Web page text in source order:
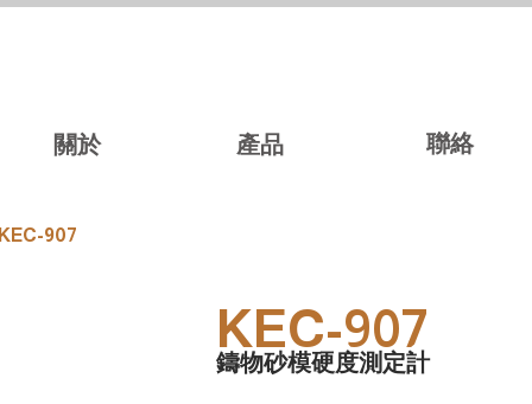
關於 產品 聯絡
KEC-907
KEC-907
鑄物砂模硬度測定計